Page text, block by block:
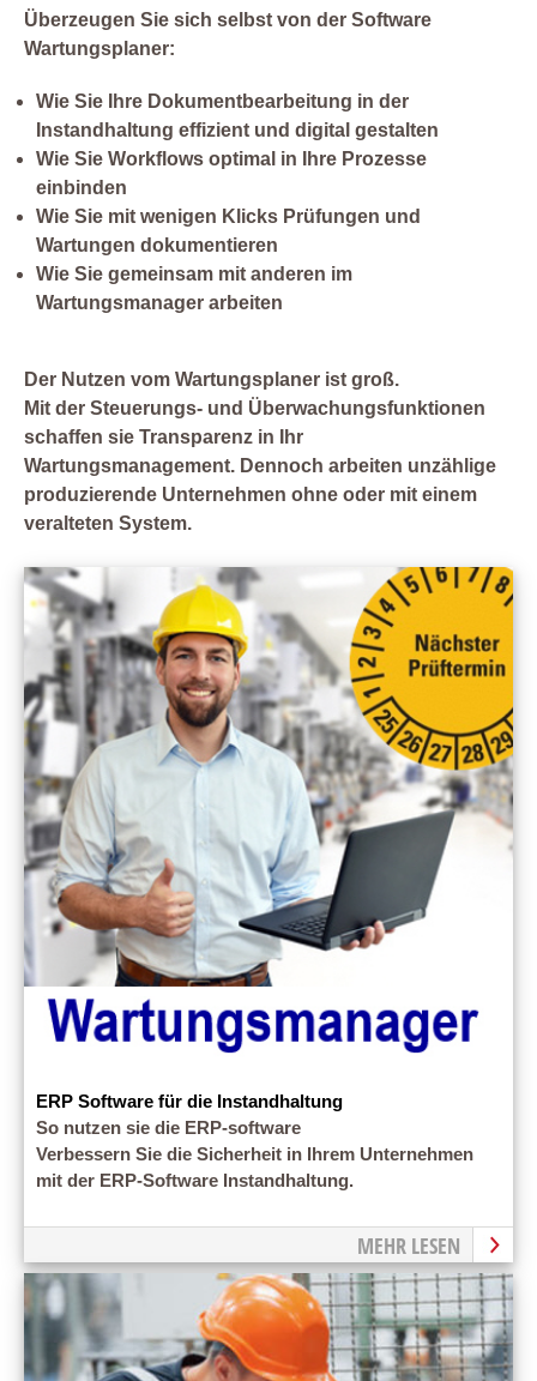
Überzeugen Sie sich selbst von der Software
Wartungsplaner:
Wie Sie Ihre Dokumentbearbeitung in der
Instandhaltung effizient und digital gestalten
Wie Sie Workflows optimal in Ihre Prozesse
einbinden
Wie Sie mit wenigen Klicks Prüfungen und
Wartungen dokumentieren
Wie Sie gemeinsam mit anderen im
Wartungsmanager arbeiten
Der Nutzen vom Wartungsplaner ist groß.
Mit der Steuerungs- und Überwachungsfunktionen
schaffen sie Transparenz in Ihr
Wartungsmanagement. Dennoch arbeiten unzählige
produzierende Unternehmen ohne oder mit einem
veralteten System.
ERP Software für die Instandhaltung
So nutzen sie die ERP-software
Verbessern Sie die Sicherheit in Ihrem Unternehmen
mit der ERP-Software Instandhaltung.
MEHR LESEN